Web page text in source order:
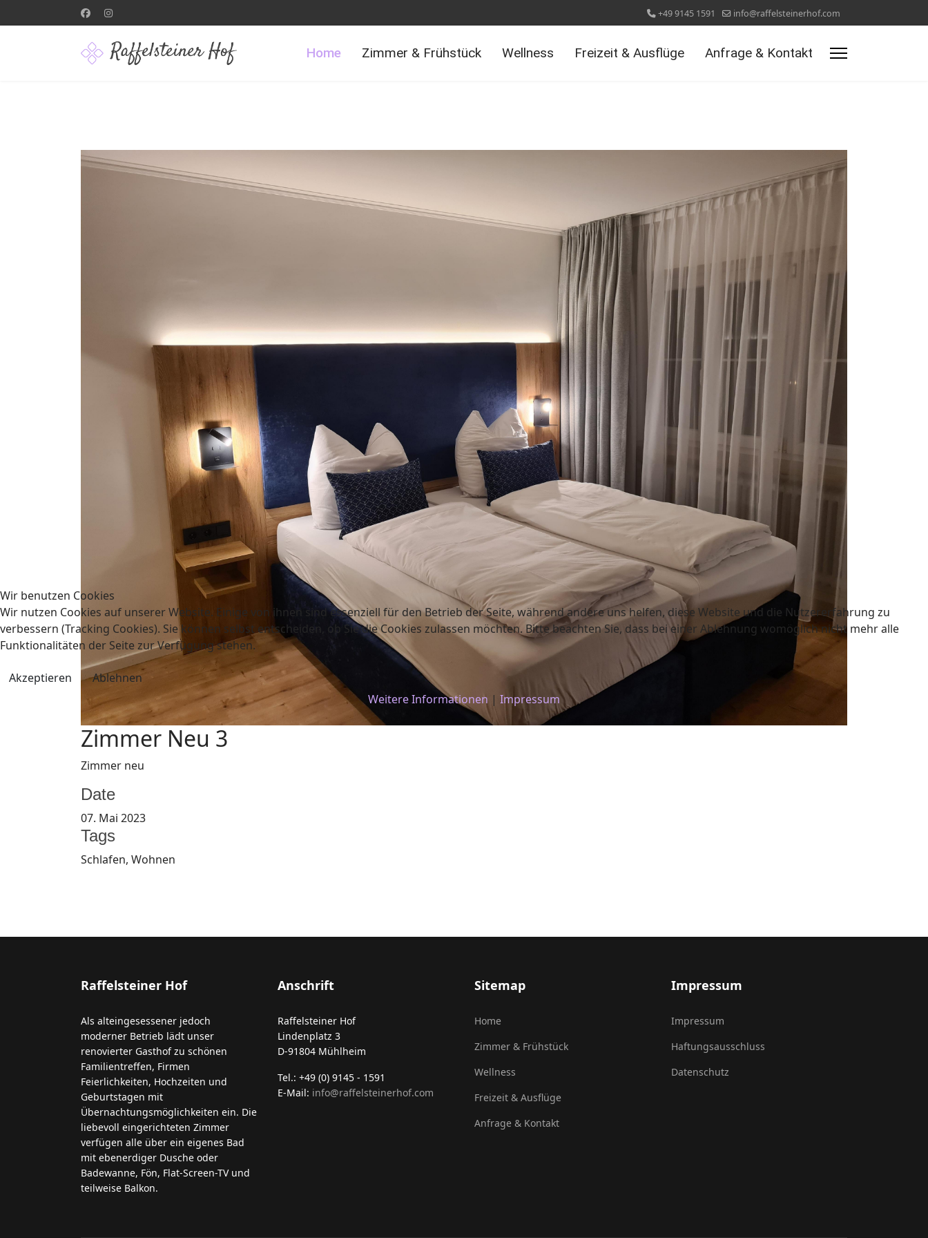
+49 9145 1591 info@raffelsteinerhof.com
Home Zimmer & Frühstück Wellness Freizeit & Ausflüge Anfrage & Kontakt
Zimmer Neu 3
Zimmer neu
Date
07. Mai 2023
Tags
Schlafen, Wohnen
Raffelsteiner Hof
Als alteingesessener jedoch
moderner Betrieb lädt unser
renovierter Gasthof zu schönen
Familientreffen, Firmen
Feierlichkeiten, Hochzeiten und
Geburtstagen mit
Übernachtungsmöglichkeiten ein. Die
liebevoll eingerichteten Zimmer
verfügen alle über ein eigenes Bad
mit ebenerdiger Dusche oder
Badewanne, Fön, Flat-Screen-TV und
teilweise Balkon.
Anschrift
Raffelsteiner Hof
Lindenplatz 3
D-91804 Mühlheim
Tel.: +49 (0) 9145 - 1591
E-Mail: info@raffelsteinerhof.com
Sitemap
Home
Zimmer & Frühstück
Wellness
Freizeit & Ausflüge
Anfrage & Kontakt
Impressum
Impressum
Haftungsausschluss
Datenschutz
Wir benutzen Cookies
Wir nutzen Cookies auf unserer Website. Einige von ihnen sind essenziell für den Betrieb der Seite, während andere uns helfen, diese Website und die Nutzererfahrung zu
verbessern (Tracking Cookies). Sie können selbst entscheiden, ob Sie die Cookies zulassen möchten. Bitte beachten Sie, dass bei einer Ablehnung womöglich nicht mehr alle
Funktionalitäten der Seite zur Verfügung stehen.
Akzeptieren
Ablehnen
Weitere Informationen | Impressum